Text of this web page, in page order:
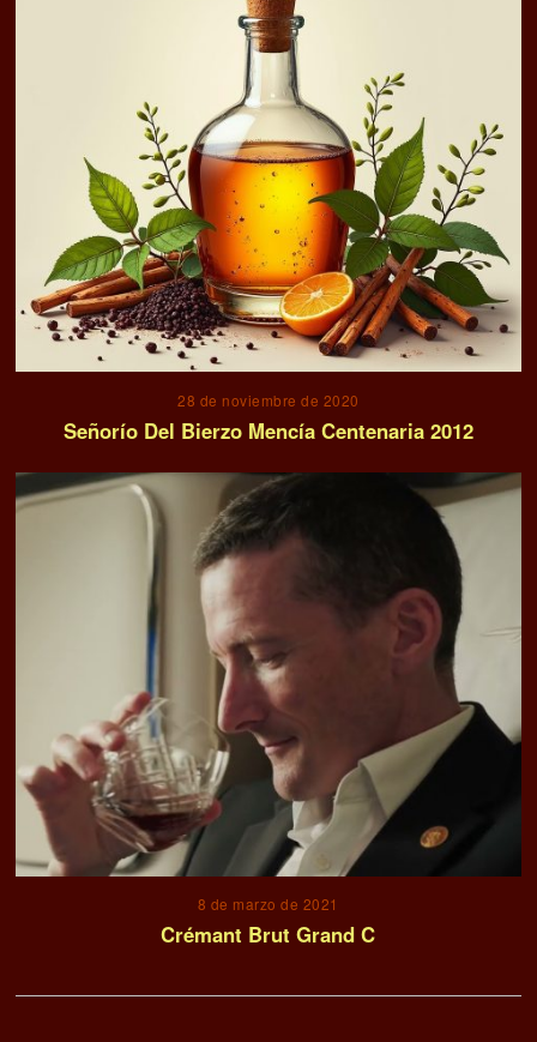
28 de noviembre de 2020
Señorío Del Bierzo Mencía Centenaria 2012
8 de marzo de 2021
Crémant Brut Grand C